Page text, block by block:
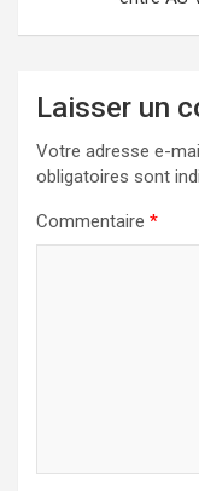
Laisser un
Votre adresse e-
obligatoires sont
Commentaire *